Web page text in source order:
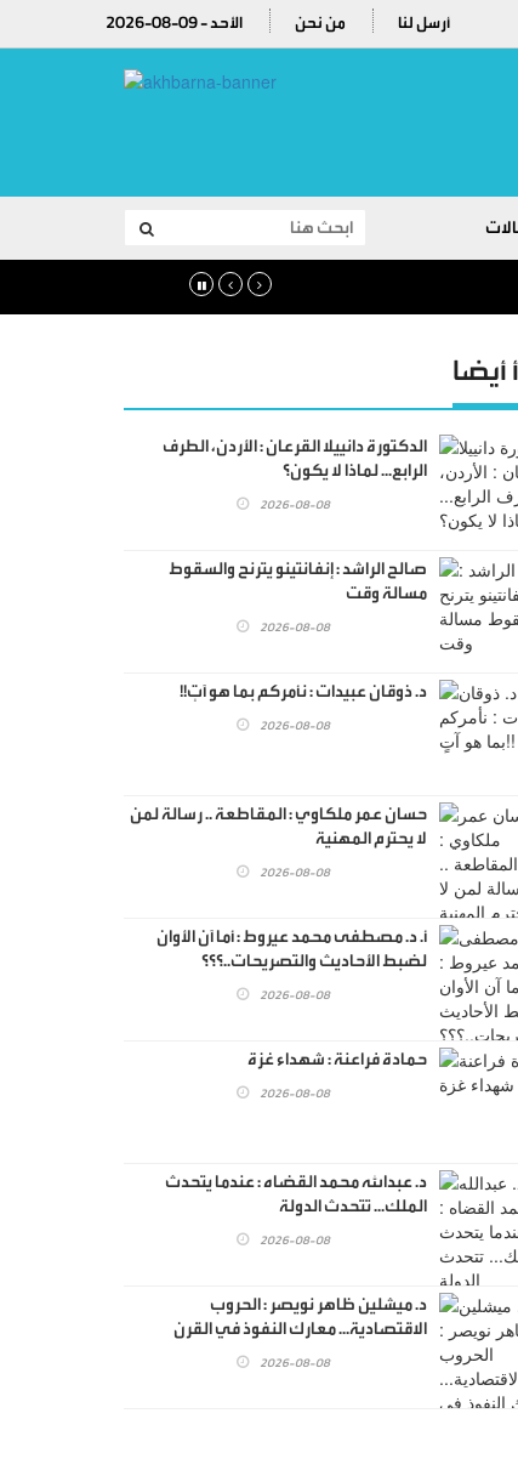
2026-08-09 - الأحد من نحن أرسل لنا
أيضا
الدكتورة دانييلا القرعان : الأردن، الطرف
الرابع... لماذا لا يكون؟
2026-08-08
صالح الراشد : إنفانتينو يترنح والسقوط
مسالة وقت
2026-08-08
د. ذوقان عبيدات : نأمركم بما هو آتٍ!!
2026-08-08
حسان عمر ملكاوي : المقاطعة .. رسالة لمن
لا يحترم المهنية
2026-08-08
أ. د. مصطفى محمد عيروط : أما آن الأوان
لضبط الأحاديث والتصريحات..؟؟؟
2026-08-08
حمادة فراعنة : شهداء غزة
2026-08-08
د. عبدالله محمد القضاه : عندما يتحدث
الملك... تتحدث الدولة
2026-08-08
د. ميشلين ظاهر نويصر : الحروب
الاقتصادية... معارك النفوذ في القرن
الحادي والعشرين2026-08-08